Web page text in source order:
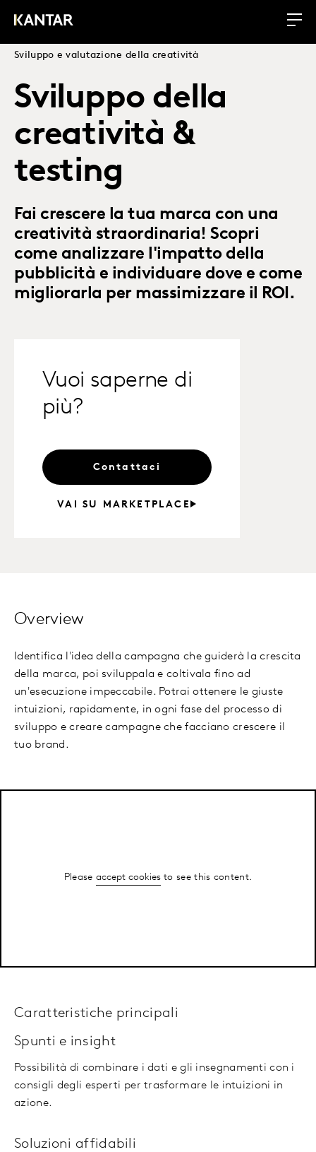
Sviluppo e valutazione della creatività
Sviluppo della
creatività &
testing
Fai crescere la tua marca con una
creatività straordinaria! Scopri
come analizzare l'impatto della
pubblicità e individuare dove e come
migliorarla per massimizzare il ROI.
Vuoi saperne di
più?
Contattaci
VAI SU MARKETPLACE
Overview
Identifica l'idea della campagna che guiderà la crescita
della marca, poi sviluppala e coltivala fino ad
un'esecuzione impeccabile. Potrai ottenere le giuste
intuizioni, rapidamente, in ogni fase del processo di
sviluppo e creare campagne che facciano crescere il
tuo brand.
Please accept cookiesto see this content.
Caratteristiche principali
Spunti e insight
Possibilità di combinare i dati e gli insegnamenti con i
consigli degli esperti per trasformare le intuizioni in
azione.
Soluzioni affidabili